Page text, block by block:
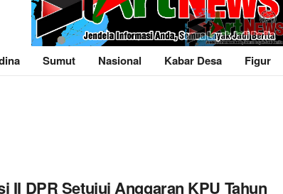
Sumut Nasional Kabar Desa Figur
II DPR Setujui Anggaran KPU Tahun